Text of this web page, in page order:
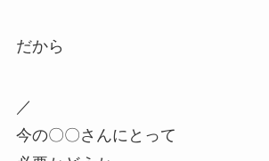
だから
／
今の〇〇さんにとって